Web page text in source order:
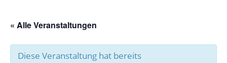
« Alle Veranstaltungen
Diese Veranstaltung hat bereits